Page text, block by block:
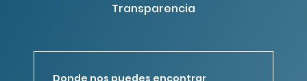
Transparencia
Donde nos puedes encontrar